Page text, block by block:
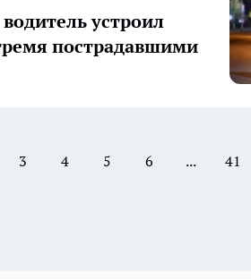
устроил
пострадавшими
3 4 5 6 ... 41